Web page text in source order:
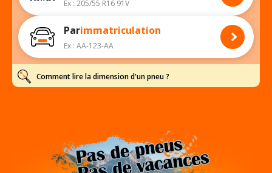
Ex : 205/55 R16 91V
Parimmatriculation
Ex : AA-123-AA
Comment lire la dimension d'un pneu ?